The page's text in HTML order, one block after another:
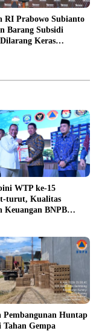
RI Prabowo Subianto
Barang Subsidi
Keras
WTP ke-15
turut, Kualitas
Keuangan BNPB
Pembangunan Huntap
Gempa